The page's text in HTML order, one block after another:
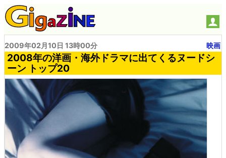
2009年02月10日 13時00分 映画
2008年の洋画・海外ドラマに出てくるヌードシ
ーン トップ20